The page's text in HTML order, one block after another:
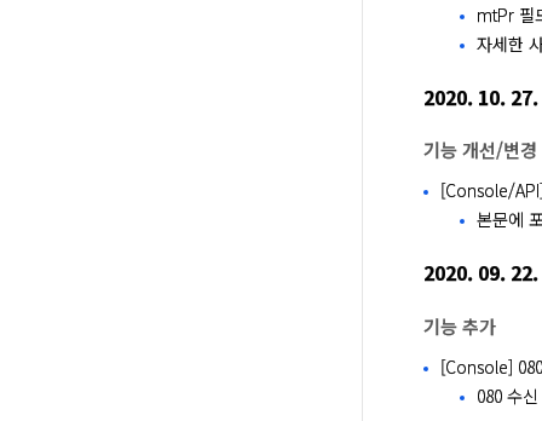
mtPr 필
자세한
2020. 10. 27.
기능 개선/변경
[Console/
본문에
2020. 09. 22.
기능 추가
[Console]
080 수